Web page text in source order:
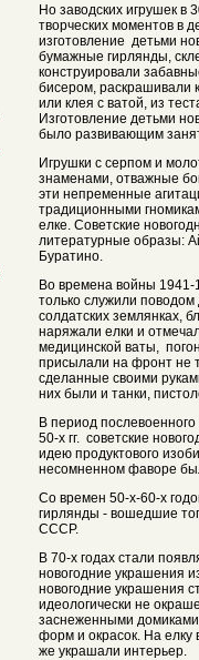
Но заводских игрушек в
творческих моментов в
изготовление детьми
бумажные гирлянды,
конструировали
бисером, раскрашивали
или клея с ватой, из
Изготовление детьми
было развивающим
Игрушки с серпом и
знаменами, отважные
эти непременные
традиционными
елке. Советские
литературные образы:
Буратино.
Во времена войны 1941-
только служили
солдатских землянках,
наряжали елки и
медицинской ваты,
присылали на фронт не
сделанные своими
них были и танки,
В период
50-х гг. советские
идею продуктового
несомненном фаворе
Со времен 50-х-60-х
гирлянды - вошедшие
СССР.
В 70-х годах стали
новогодние украшения
новогодние украшения
идеологически не
заснеженными
форм и окрасок. На
же украшали интерьер.